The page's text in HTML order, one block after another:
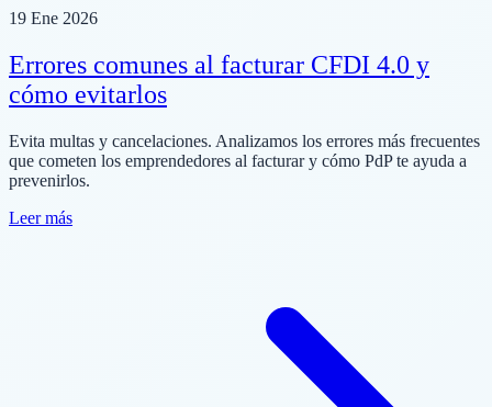
19 Ene 2026
Errores comunes al facturar CFDI 4.0 y
cómo evitarlos
Evita multas y cancelaciones. Analizamos los errores más frecuentes
que cometen los emprendedores al facturar y cómo PdP te ayuda a
prevenirlos.
Leer más